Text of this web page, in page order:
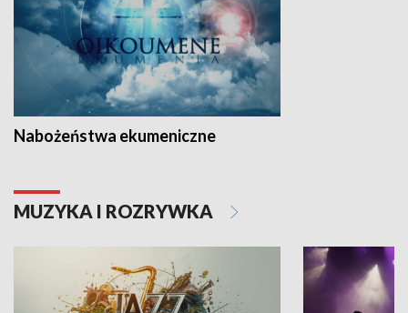
Nabożeństwa ekumeniczne
MUZYKA I ROZRYWKA